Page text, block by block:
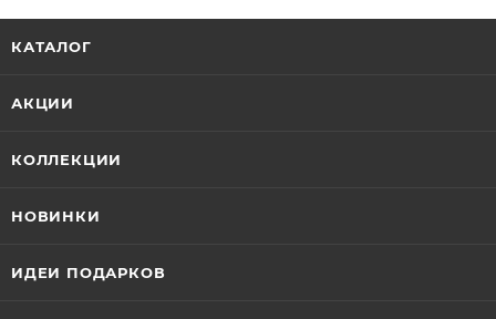
КАТАЛОГ
АКЦИИ
КОЛЛЕКЦИИ
НОВИНКИ
ИДЕИ ПОДАРКОВ